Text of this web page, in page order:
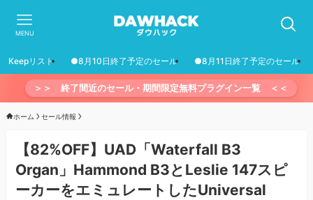
MENU
Keepリスト ●8月10日終了予定のセール ●8月11日終了予定のセール
＞＞ 終了間近のセール・期間限定無料プラグイン一覧 ＜＜
ホーム セール情報
【82%OFF】UAD「Waterfall B3
Organ」Hammond B3とLeslie 147スピ
ーカーをエミュレートしたUniversal